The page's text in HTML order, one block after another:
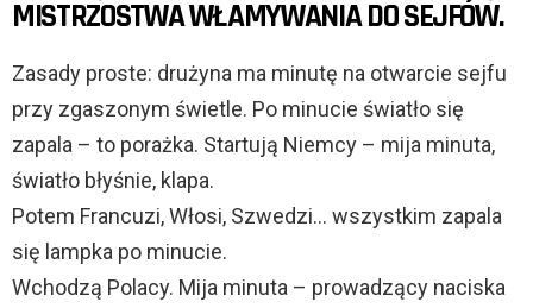
MISTRZOSTWA WŁAMYWANIA DO SEJFÓW.
Zasady proste: drużyna ma minutę na otwarcie sejfu
przy zgaszonym świetle. Po minucie światło się
zapala – to porażka. Startują Niemcy – mija minuta,
światło błyśnie, klapa.
Potem Francuzi, Włosi, Szwedzi… wszystkim zapala
się lampka po minucie.
Wchodzą Polacy. Mija minuta – prowadzący naciska